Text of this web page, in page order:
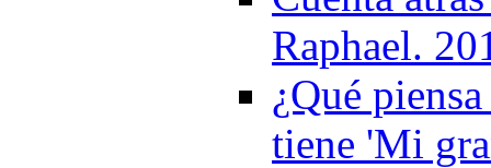
Raphael.
¿Qué
tiene 'Mi